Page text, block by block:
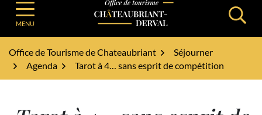
MENU Office de Tourisme - Châteaubriant-
Office de Tourisme de Chateaubriant
Séjourner
Agenda
Tarot à 4… sans esprit de compétition